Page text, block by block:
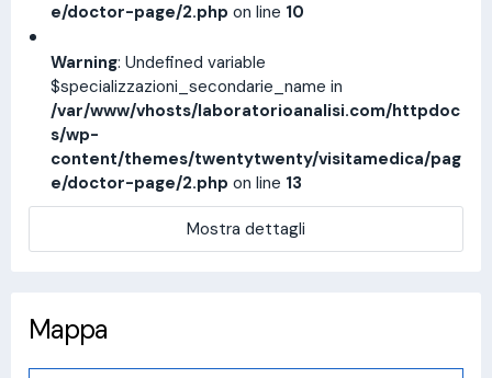
e/doctor-page/2.php on line 10
Warning: Undefined variable
$specializzazioni_secondarie_name in
/var/www/vhosts/laboratorioanalisi.com/httpdoc
s/wp-
content/themes/twentytwenty/visitamedica/pag
e/doctor-page/2.php on line 13
Mostra dettagli
Mappa